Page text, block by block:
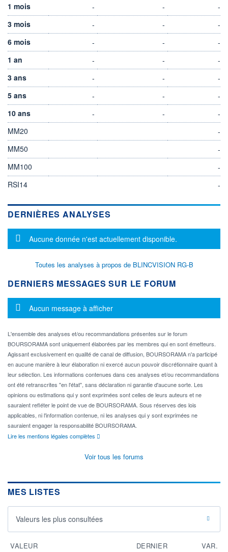
1 mois
- -
-
3 mois
- -
-
6 mois
- -
-
1 an
- -
-
3 ans
- -
-
5 ans
- -
-
10 ans
- -
-
MM20
-
MM50
-
MM100
-
RSI14
-
DERNIÈRES ANALYSES
Message d'information
Aucune donnée n'est actuellement disponible.
Toutes les analyses à propos de BLINCVISION RG-B
DERNIERS MESSAGES SUR LE FORUM
Message d'information
Aucun message à afficher
L'ensemble des analyses et/ou recommandations présentes sur le forum
BOURSORAMA sont uniquement élaborées par les membres qui en sont émetteurs.
Agissant exclusivement en qualité de canal de diffusion, BOURSORAMA n'a participé
en aucune manière à leur élaboration ni exercé aucun pouvoir discrétionnaire quant à
leur sélection. Les informations contenues dans ces analyses et/ou recommandations
ont été retranscrites "en l'état", sans déclaration ni garantie d'aucune sorte. Les
opinions ou estimations qui y sont exprimées sont celles de leurs auteurs et ne
sauraient refléter le point de vue de BOURSORAMA. Sous réserves des lois
applicables, ni l'information contenue, ni les analyses qui y sont exprimées ne
sauraient engager la responsabilité BOURSORAMA.
Lire les mentions légales complètes
Voir tous les forums
MES LISTES
Valeurs les plus consultées
VALEUR DERNIER VAR.